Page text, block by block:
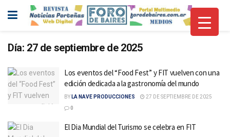
Día: 27 de septiembre de 2025
Los eventos del “Food Fest” y FIT vuelven con una
edición dedicada a la gastronomía del mundo
BY LA NAVE PRODUCCIONES
27 DE SEPTIEMBRE DE 2025
0
El Dia Mundial del Turismo se celebra en FIT